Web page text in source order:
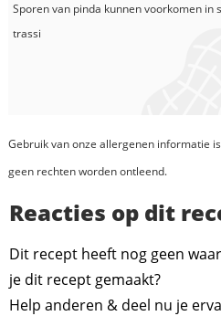
Sporen van pinda kunnen voorkomen in
trassi
Gebruik van onze allergenen informatie
geen rechten worden ontleend.
Reacties op dit
Dit recept heeft nog geen
je dit recept gemaakt?
Help anderen & deel nu je